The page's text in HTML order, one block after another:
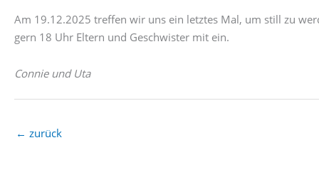
Am 19.12.2025 treffen wir uns ein letztes Mal, um still zu
gern 18 Uhr Eltern und Geschwister mit ein.
Connie und Uta
← zurück